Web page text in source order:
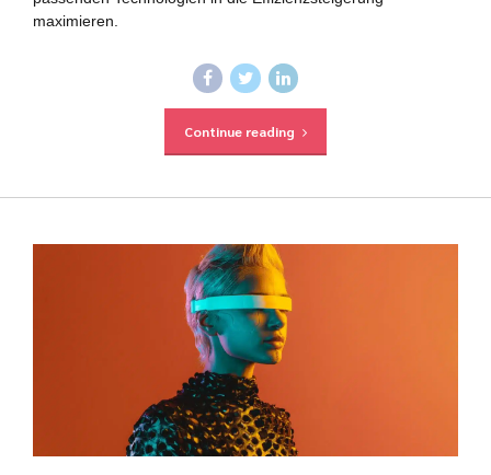
maximieren.
Continue reading